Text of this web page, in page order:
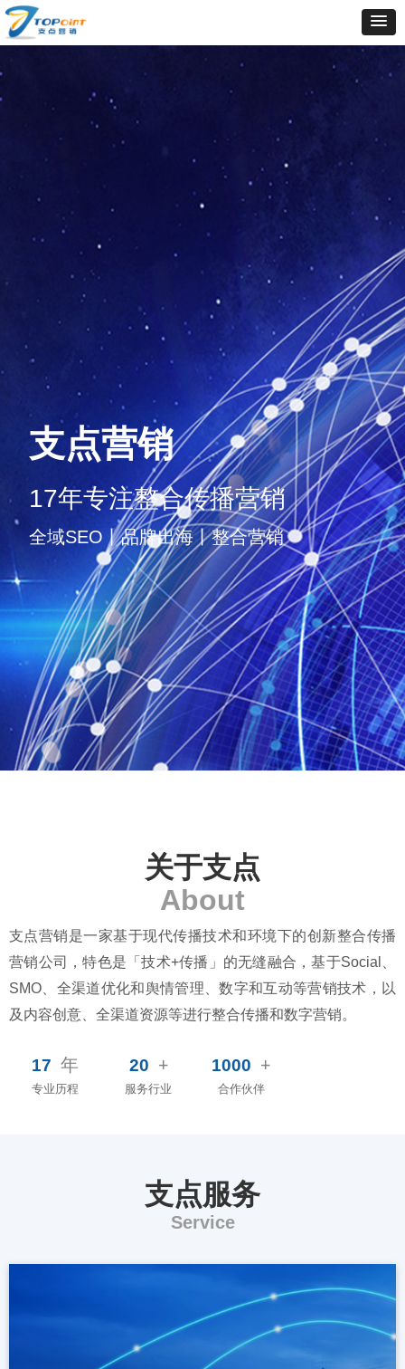
支点营销
17年专注整合传播营销
全域SEO丨品牌出海丨整合营销
支点营销是一家基于现代传播技术和环境下的创新整合传播
营销公司，特色是「技术+传播」的无缝融合，基于Social、
SMO、全渠道优化和舆情管理、数字和互动等营销技术，以
及内容创意、全渠道资源等进行整合传播和数字营销。
关于支点
About
17 年
专业历程
20 +
服务行业
1000 +
合作伙伴
支点服务
Service